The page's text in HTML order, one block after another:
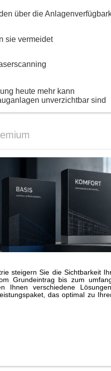
über die
sie vermeidet
heute mehr kann
unverzichtbar sind
steigern Sie die Sichtbarkeit
Grundeintrag bis zum
Ihnen verschiedene
das optimal zu